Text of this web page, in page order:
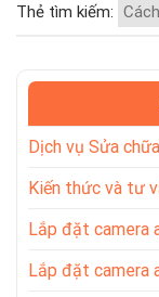
Thẻ tìm kiếm:
Dịch vụ Sửa
Kiến thức và tư
Lắp đặt camera
Lắp đặt camera